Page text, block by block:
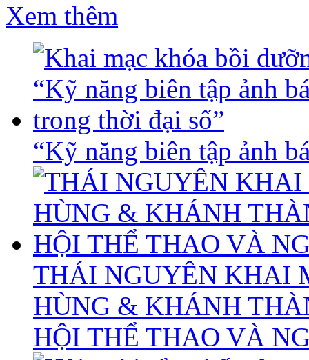
Xem thêm
“Kỹ năng biên tập ảnh
THÁI NGUYÊN KHAI
HÙNG & KHÁNH
HỘI THỂ THAO VÀ